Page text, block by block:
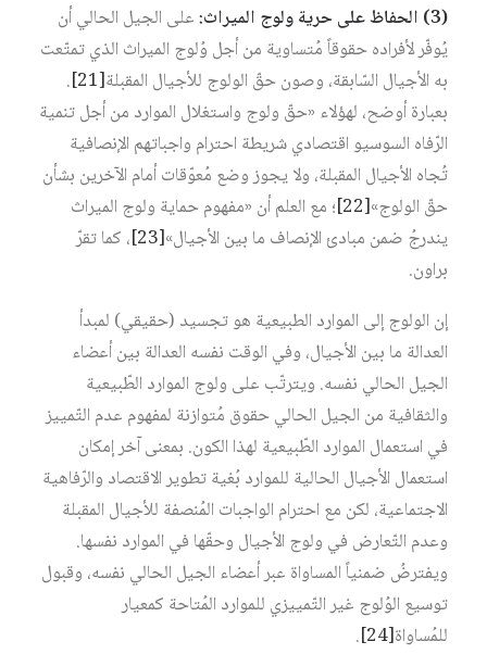
(3) الحفاظ على حرية ولوج الميراث:
على الجيل الحالي أن
يُوفّر لأفراده حقوقاً مُتساوية من أجل وُلوج الميراث الذي تمتّعت
به الأجيال السّابقة، وصون حقّ الولوج للأجيال المقبلة‏[21]
.
بعبارة أوضح، لهؤلاء «حقّ ولوج واستغلال الموارد من أجل تنمية
الرّفاه السوسيو اقتصادي شريطة احترام واجباتهم الإنصافية
تُجاه الأجيال المقبلة، ولا يجوز وضع مُعوّقات أمام الآخرين بشأن
حقّ الولوج»‏[22]
؛ مع العلم أن «مفهوم حماية ولوج الميراث
يندرجُ ضمن مبادئ الإنصاف ما بين الأجيال»‏[23]
، كما تقرّ
براون.
إن الولوج إلى الموارد الطبيعية هو تجسيد (حقيقي) لمبدأ
العدالة ما بين الأجيال، وفي الوقت نفسه العدالة بين أعضاء
الجيل الحالي نفسه. ويترتّب على ولوج الموارد الطّبيعية
والثقافية من الجيل الحالي حقوق مُتوازنة لمفهوم عدم التّمييز
في استعمال الموارد الطّبيعية لهذا الكون. بمعنى آخر إمكان
استعمال الأجيال الحالية للموارد بُغية تطوير الاقتصاد والرّفاهية
الاجتماعية، لكن مع احترام الواجبات المُنصفة للأجيال المقبلة
وعدم التّعارض في ولوج الأجيال وحقّها في الموارد نفسها.
ويفترضُ ضمنياً المساواة عبر أعضاء الجيل الحالي نفسه، وقبول
توسيع الوُلوج غير التّمييزي للموارد المُتاحة كمعيار
للمُساواة‏[24]
.